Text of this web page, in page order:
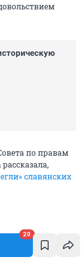
20
по правам
славянских